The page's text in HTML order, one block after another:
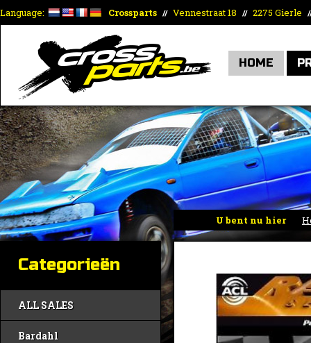
Language: Crossparts // Vennestraat 18 // 2275 Gierle
HOME
U bent nu hier
Categorieën
ALL SALES
Bardahl